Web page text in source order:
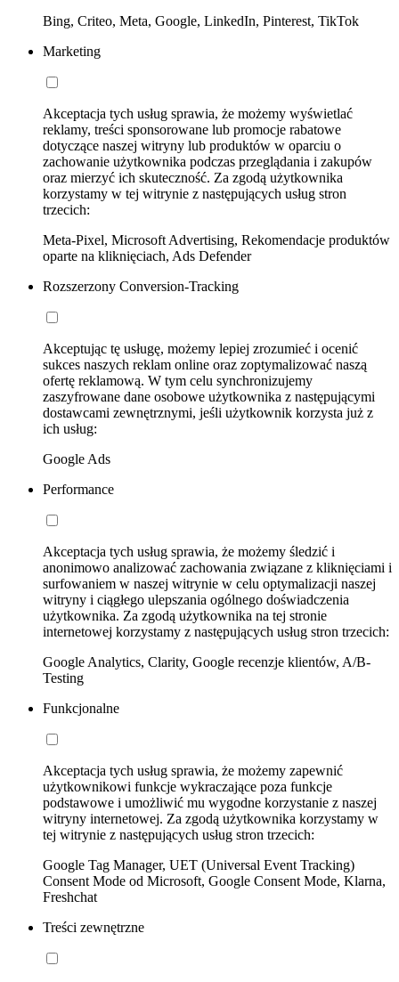
Bing, Criteo, Meta, Google, LinkedIn, Pinterest, TikTok
Marketing
Akceptacja tych usług sprawia, że możemy wyświetlać
reklamy, treści sponsorowane lub promocje rabatowe
dotyczące naszej witryny lub produktów w oparciu o
zachowanie użytkownika podczas przeglądania i zakupów
oraz mierzyć ich skuteczność. Za zgodą użytkownika
korzystamy w tej witrynie z następujących usług stron
trzecich:
Meta-Pixel, Microsoft Advertising, Rekomendacje produktów
oparte na kliknięciach, Ads Defender
Rozszerzony Conversion-Tracking
Akceptując tę usługę, możemy lepiej zrozumieć i ocenić
sukces naszych reklam online oraz zoptymalizować naszą
ofertę reklamową. W tym celu synchronizujemy
zaszyfrowane dane osobowe użytkownika z następującymi
dostawcami zewnętrznymi, jeśli użytkownik korzysta już z
ich usług:
Google Ads
Performance
Akceptacja tych usług sprawia, że możemy śledzić i
anonimowo analizować zachowania związane z kliknięciami i
surfowaniem w naszej witrynie w celu optymalizacji naszej
witryny i ciągłego ulepszania ogólnego doświadczenia
użytkownika. Za zgodą użytkownika na tej stronie
internetowej korzystamy z następujących usług stron trzecich:
Google Analytics, Clarity, Google recenzje klientów, A/B-
Testing
Funkcjonalne
Akceptacja tych usług sprawia, że możemy zapewnić
użytkownikowi funkcje wykraczające poza funkcje
podstawowe i umożliwić mu wygodne korzystanie z naszej
witryny internetowej. Za zgodą użytkownika korzystamy w
tej witrynie z następujących usług stron trzecich:
Google Tag Manager, UET (Universal Event Tracking)
Consent Mode od Microsoft, Google Consent Mode, Klarna,
Freshchat
Treści zewnętrzne